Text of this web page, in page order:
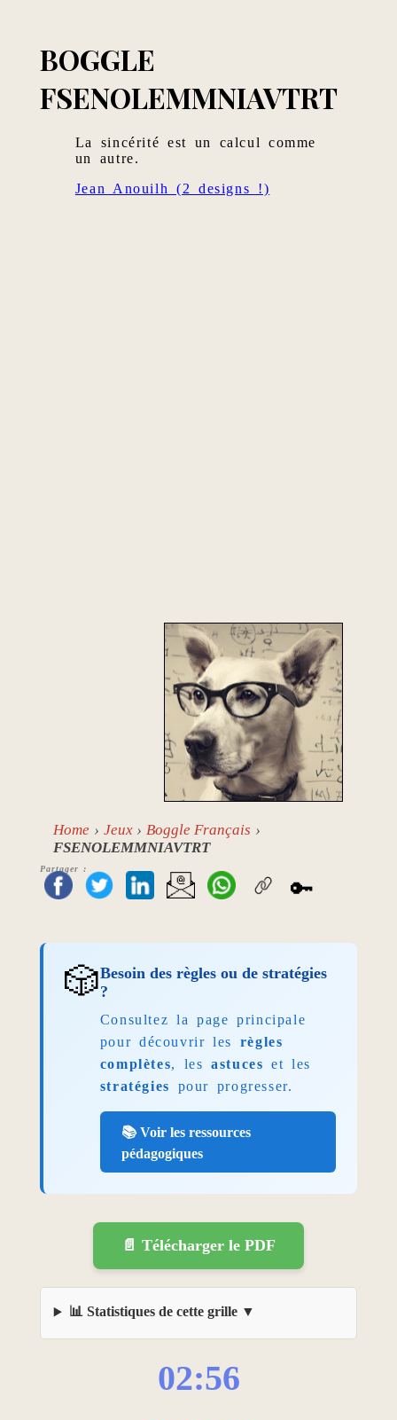
BOGGLE
FSENOLEMMNIAVTRT
La sincérité est un calcul comme
un autre.
Jean Anouilh (2 designs !)
Home Jeux
Boggle Français
FSENOLEMMNIAVTRT
Partager :
🔑
🎲Besoin des règles ou de stratégies
?
Consultez la page principale
pour découvrir les règles
complètes, lesastuces et les
stratégies
pour progresser.
📚 Voir les ressources
pédagogiques
📄 Télécharger le PDF
📊 Statistiques de cette grille
02:56